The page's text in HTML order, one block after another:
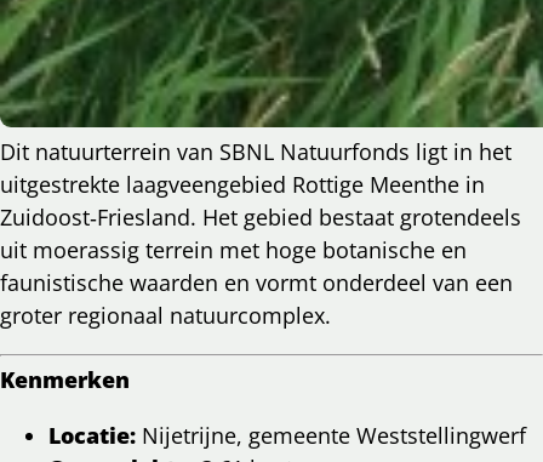
Dit natuurterrein van SBNL Natuurfonds ligt in het
uitgestrekte laagveengebied Rottige Meenthe in
Zuidoost‑Friesland. Het gebied bestaat grotendeels
uit moerassig terrein met hoge botanische en
faunistische waarden en vormt onderdeel van een
groter regionaal natuurcomplex.
Kenmerken
Locatie: Nijetrijne, gemeente Weststellingwerf